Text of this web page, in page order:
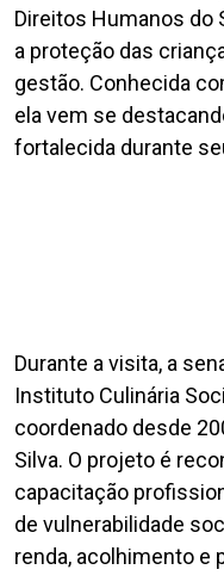
Direitos Humanos do
a proteção das
gestão. Conhecida
ela vem se
fortalecida durante
Durante a visita, a
Instituto Culinária
coordenado desde
Silva. O projeto é
capacitação
de vulnerabilidade
renda, acolhimento e